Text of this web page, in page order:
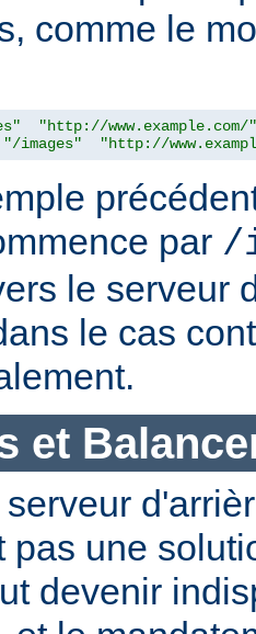
comme le
"http://www.example.com/"
"/images" "http://
par /
le serveur
le cas
et
pas une
devenir